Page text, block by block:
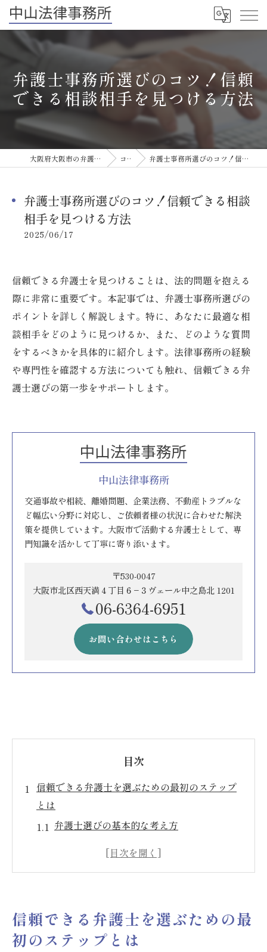
弁護士事務所選びのコツ！信頼
できる相談相手を見つける方法
大阪府大阪市の弁護士なら中山法律事務所 コラム 弁護士事務所選びのコツ！信頼できる相談相手を見つける方法
弁護士事務所選びのコツ！信頼できる相談
相手を見つける方法
2025/06/17
信頼できる弁護士を見つけることは、法的問題を抱える
際に非常に重要です。本記事では、弁護士事務所選びの
ポイントを詳しく解説します。特に、あなたに最適な相
談相手をどのように見つけるか、また、どのような質問
をするべきかを具体的に紹介します。法律事務所の経験
や専門性を確認する方法についても触れ、信頼できる弁
護士選びの第一歩をサポートします。
中山法律事務所
交通事故や相続、離婚問題、企業法務、不動産トラブルな
ど幅広い分野に対応し、ご依頼者様の状況に合わせた解決
策を提供しています。大阪市で活動する弁護士として、専
門知識を活かして丁寧に寄り添います。
〒530-0047
大阪市北区西天満４丁目６−３ヴェール中之島北 1201
06-6364-6951
お問い合わせはこちら
目次
信頼できる弁護士を選ぶための最初のステップ
とは
弁護士選びの基本的な考え方
口コミや評判を活用する方法
信頼関係を築くための第一歩
弁護士と法律事務所の選び方で失敗しないため
信頼できる弁護士を選ぶための最
初のステップとは